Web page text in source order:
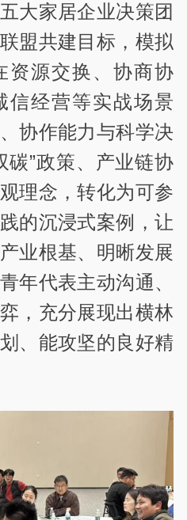
大家居企业决策团
盟共建目标，模拟
资源交换、协商协
信经营等实战场景
协作能力与科学决
碳”政策、产业链协
理念，转化为可参
的沉浸式案例，让
业根基、明晰发展
年代表主动沟通、
，充分展现出横林
、能攻坚的良好精